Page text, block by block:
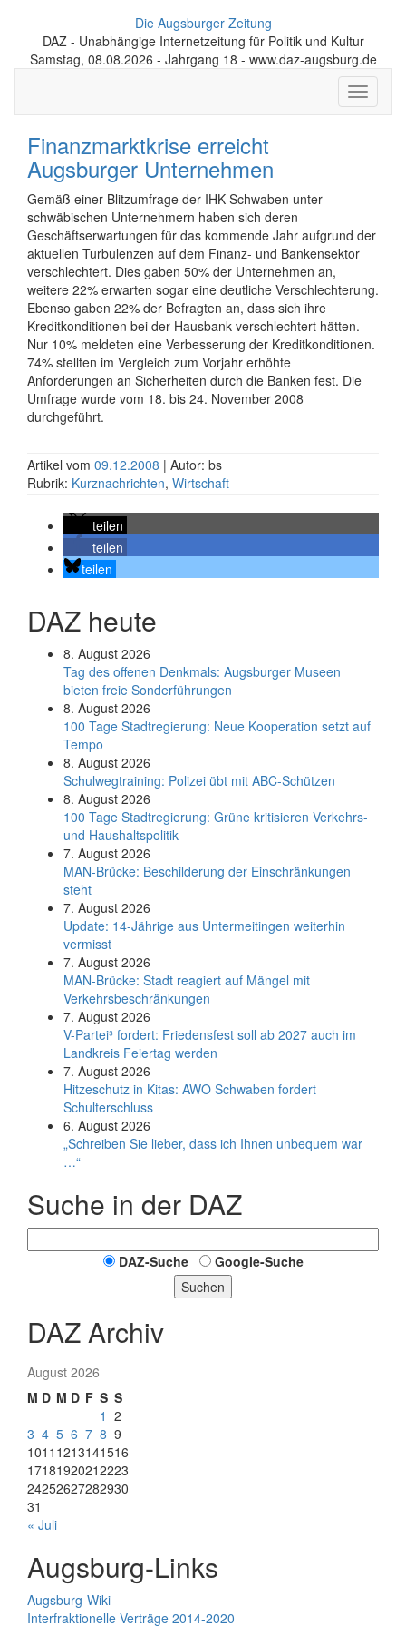
Die Augsburger Zeitung
DAZ - Unabhängige Internetzeitung für Politik und Kultur
Samstag, 08.08.2026 - Jahrgang 18 - www.daz-augsburg.de
Toggle
Finanzmarktkrise erreicht
Augsburger Unternehmen
Gemäß einer Blitzumfrage der IHK Schwaben unter
schwäbischen Unternehmern haben sich deren
Geschäftserwartungen für das kommende Jahr aufgrund der
aktuellen Turbulenzen auf dem Finanz- und Bankensektor
verschlechtert. Dies gaben 50% der Unternehmen an,
weitere 22% erwarten sogar eine deutliche Verschlechterung.
Ebenso gaben 22% der Befragten an, dass sich ihre
Kreditkonditionen bei der Hausbank verschlechtert hätten.
Nur 10% meldeten eine Verbesserung der Kreditkonditionen.
74% stellten im Vergleich zum Vorjahr erhöhte
Anforderungen an Sicherheiten durch die Banken fest. Die
Umfrage wurde vom 18. bis 24. November 2008
durchgeführt.
Artikel vom 09.12.2008 | Autor: bs
Rubrik: Kurznachrichten, Wirtschaft
teilen
teilen
teilen
DAZ heute
8. August 2026
Tag des offenen Denkmals: Augsburger Museen
bieten freie Sonderführungen
8. August 2026
100 Tage Stadtregierung: Neue Kooperation setzt auf
Tempo
8. August 2026
Schul­weg­trai­ning: Poli­zei übt mit ABC-Schüt­zen
8. August 2026
100 Tage Stadtregierung: Grüne kritisieren Verkehrs-
und Haushaltspolitik
7. August 2026
MAN-Brücke: Beschilderung der Einschränkungen
steht
7. August 2026
Update: 14-Jährige aus Untermeitingen weiterhin
vermisst
7. August 2026
MAN-Brücke: Stadt reagiert auf Mängel mit
Verkehrsbeschränkungen
7. August 2026
V-Partei­³ fordert: Friedens­fest soll ab 2027 auch im
Land­kreis Feier­tag werden
7. August 2026
Hitzeschutz in Kitas: AWO Schwaben fordert
Schulterschluss
6. August 2026
„Schreiben Sie lieber, dass ich Ihnen unbequem war
…“
Suche in der DAZ
DAZ-Suche
Google-Suche
Suchen
DAZ Archiv
August 2026
M D M D F S S
1 2
3 4 5 6 7 8 9
1011 1213141516
17181920212223
24252627282930
31
« Juli
Augsburg-Links
Augsburg-Wiki
Interfraktionelle Verträge 2014-2020